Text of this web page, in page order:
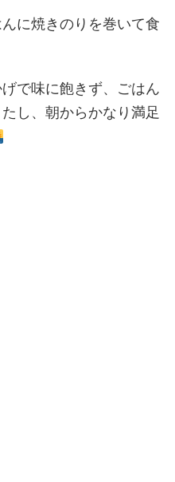
に焼きのりを巻いて食
で味に飽きず、ごはん
し、朝からかなり満足